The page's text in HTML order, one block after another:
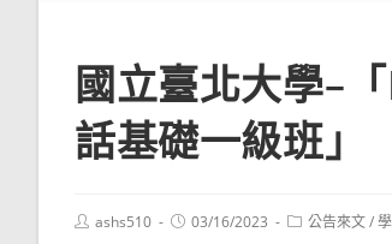
國立臺北大學–
話基礎一級班」
Postashs510
Post03/16/2023
Post公告來文/